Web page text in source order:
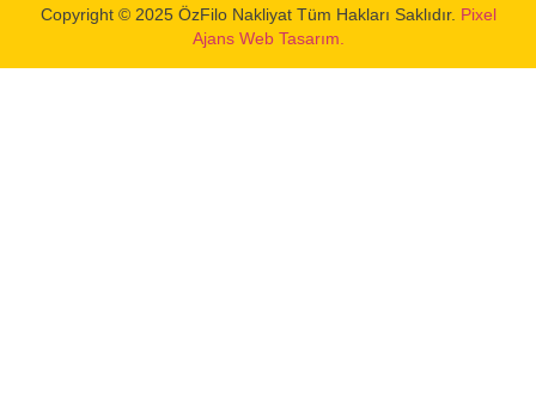
Copyright © 2025 ÖzFilo Nakliyat Tüm Hakları Saklıdır. Pixel
Ajans Web Tasarım.